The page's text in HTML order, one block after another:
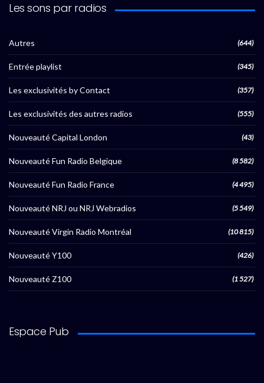
Les sons par radios
Autres (644)
Entrée playlist (345)
Les exclusivités by Contact (357)
Les exclusivités des autres radios (555)
Nouveauté Capital London (43)
Nouveauté Fun Radio Belgique (8 582)
Nouveauté Fun Radio France (4 495)
Nouveauté NRJ ou NRJ Webradios (5 549)
Nouveauté Virgin Radio Montréal (10 815)
Nouveauté Y100 (426)
Nouveauté Z100 (1 527)
Espace Pub